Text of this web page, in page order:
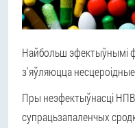
Найбольш эфектыўнымі
з'яўляюцца
Пры неэфектыўнасці
супрацьзапаленчых